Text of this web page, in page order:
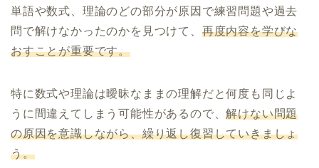
単語や数式、理論のどの部分が原因で練習問題や過去
問で解けなかったのかを見つけて、 再度内容を学びな
おすことが重要です。
特に数式や理論は曖昧なままの理解だと何度も同じよ
うに間違えてしまう可能性があるので、解けない問題
の原因を意識しながら、繰り返し復習していきましょ
う。